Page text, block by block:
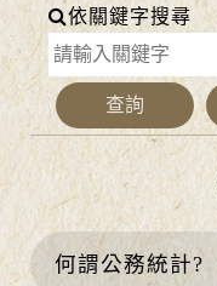
依關鍵字搜尋
何謂公務統計?